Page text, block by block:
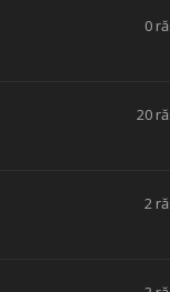
0
20
2